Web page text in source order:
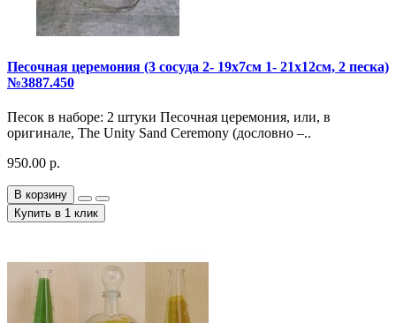
Песочная церемония (3 сосуда 2- 19х7см 1- 21х12см, 2 песка)
№3887.450
Песок в наборе: 2 штуки Песочная церемония, или, в
оригинале, The Unity Sand Ceremony (дословно –..
950.00 р.
В корзину
Купить в 1 клик